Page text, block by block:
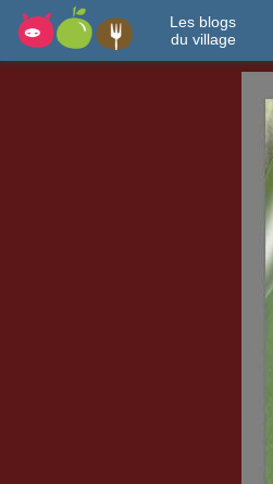
Les blogs
du village